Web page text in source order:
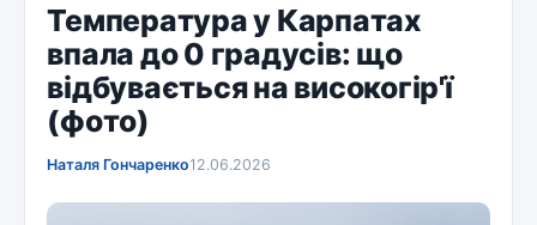
Температура у Карпатах
впала до 0 градусів: що
відбувається на високогір'ї
(фото)
Наталя Гончаренко12.06.2026